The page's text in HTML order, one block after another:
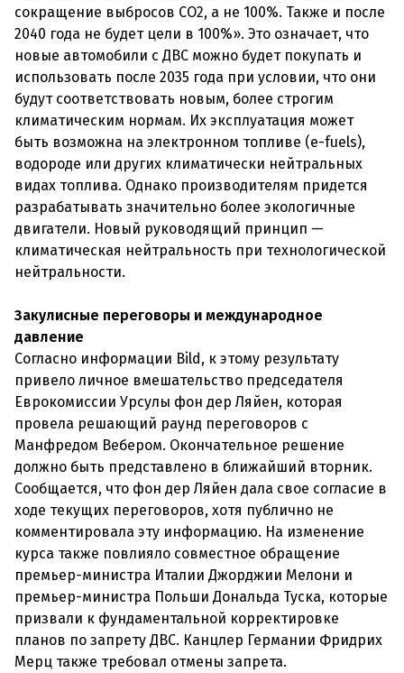
сокращение выбросов CO2, а не 100%. Также и после
2040 года не будет цели в 100%». Это означает, что
новые автомобили с ДВС можно будет покупать и
использовать после 2035 года при условии, что они
будут соответствовать новым, более строгим
климатическим нормам. Их эксплуатация может
быть возможна на электронном топливе (e-fuels),
водороде или других климатически нейтральных
видах топлива. Однако производителям придется
разрабатывать значительно более экологичные
двигатели. Новый руководящий принцип —
климатическая нейтральность при технологической
нейтральности.
Закулисные переговоры и международное
давление
Согласно информации Bild, к этому результату
привело личное вмешательство председателя
Еврокомиссии Урсулы фон дер Ляйен, которая
провела решающий раунд переговоров с
Манфредом Вебером. Окончательное решение
должно быть представлено в ближайший вторник.
Сообщается, что фон дер Ляйен дала свое согласие в
ходе текущих переговоров, хотя публично не
комментировала эту информацию. На изменение
курса также повлияло совместное обращение
премьер-министра Италии Джорджии Мелони и
премьер-министра Польши Дональда Туска, которые
призвали к фундаментальной корректировке
планов по запрету ДВС. Канцлер Германии Фридрих
Мерц также требовал отмены запрета.